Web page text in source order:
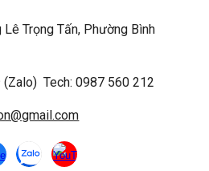
Trọng Tấn, Phường Bình
Tech: 0987 560 212